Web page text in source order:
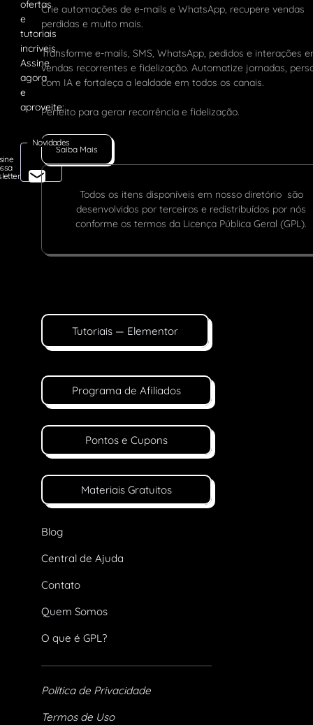
Novidades
Crie automações de e-mails e WhatsApp, recupere vendas
perdidas e muito mais.
Transforme e-mails, SMS, WhatsApp, pedidos e interações
vendas recorrentes e fidelização. Automatize jornadas,
com IA e fortaleça a lealdade em todos os canais.
Perfeito para gerar recorrência e fidelização.
Saiba Mais
Todos os itens disponíveis em nosso diretório são
desenvolvidos por terceiros e redistribuídos por nós
conforme os termos da Licença Pública Geral (GPL).
Tutoriais — Elementor
Programa de Afiliados
Pontos e Cupons
Materiais Gratuitos
Blog
Central de Ajuda
Contato
Quem Somos
O que é GPL?
Política de Privacidade
Termos de Uso